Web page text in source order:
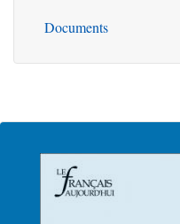
Documents